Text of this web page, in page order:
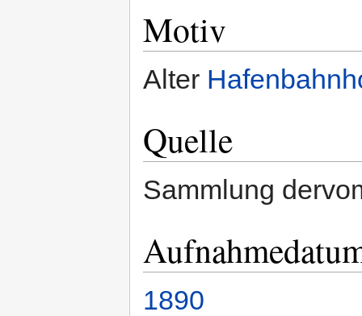
Motiv
Alter
Quelle
Sammlung
1890